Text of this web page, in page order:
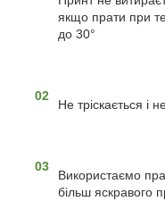
якщо прати при
до 30°
02
Не тріскається і
03
Використаємо
більш яскравого